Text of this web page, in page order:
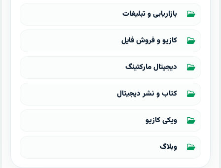
بازاریابی و تبلیغات
کازیو و فروش فایل
دیجیتال مارکتینگ
کتاب و نشر دیجیتال
ویکی کازیو
وبلاگ